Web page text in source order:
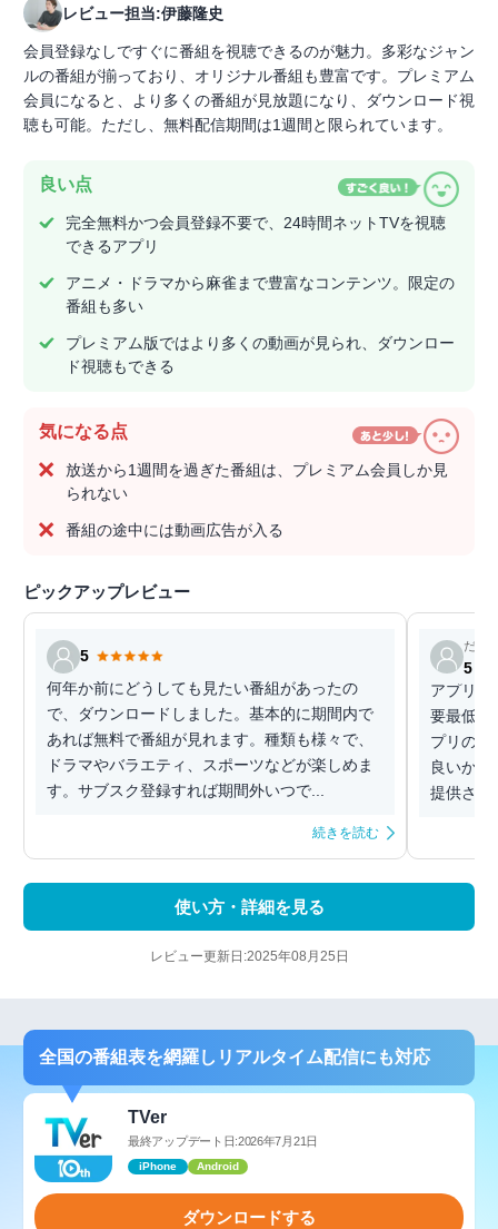
レビュー担当:伊藤隆史
会員登録なしですぐに番組を視聴できるのが魅力。多彩なジャン
ルの番組が揃っており、オリジナル番組も豊富です。プレミアム
会員になると、より多くの番組が見放題になり、ダウンロード視
聴も可能。ただし、無料配信期間は1週間と限られています。
良い点
完全無料かつ会員登録不要で、24時間ネットTVを視聴
できるアプリ
アニメ・ドラマから麻雀まで豊富なコンテンツ。限定の
番組も多い
プレミアム版ではより多くの動画が見られ、ダウンロー
ド視聴もできる
気になる点
放送から1週間を過ぎた番組は、プレミアム会員しか見
られない
番組の途中には動画広告が入る
ピックアップレビュー
5
何年か前にどうしても見たい番組があったの
で、ダウンロードしました。基本的に期間内で
あれば無料で番組が見れます。種類も様々で、
ドラマやバラエティ、スポーツなどが楽しめま
す。サブスク登録すれば期間外いつで...
続きを読む
だん
5
アプリと
要最低限
プリの評
良いか
提供され
使い方・詳細を見る
レビュー更新日:2025年08月25日
全国の番組表を網羅しリアルタイム配信にも対応
TVer
最終アップデート日:2026年7月21日
iPhone Android
ダウンロードする